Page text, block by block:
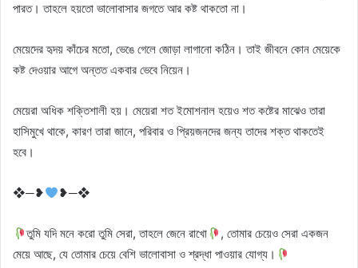
পারত। তাহলে হয়তো ভালোবাসার জগতে আর কষ্ট থাকতো না।
মেয়েদের হৃদয় কাঁচের মতো, ভেঙে গেলে জোড়া লাগানো কঠিন। তাই জীবনে কোন মেয়েকে
কষ্ট দেওয়ার আগে অন্তত একবার ভেবে নিয়েন।
মেয়েরা অধিক শক্তিশালী হয়। মেয়েরা শত ইমোশনাল হয়েও শত কষ্টের মাঝেও তারা
হাসিমুখে থাকে, কারণ তারা জানে, পরিবার ও প্রিয়জনদের জন্য তাদের শক্ত থাকতেই
হবে।
❖─❥ ❥─❖
তুমি যদি মনে করো তুমি সেরা, তাহলে জেনে রাখো
, তোমার চেয়েও সেরা একজন
মেয়ে আছে, যে তোমার চেয়ে বেশি ভালোবাসা ও শ্রদ্ধা পাওয়ার যোগ্য।